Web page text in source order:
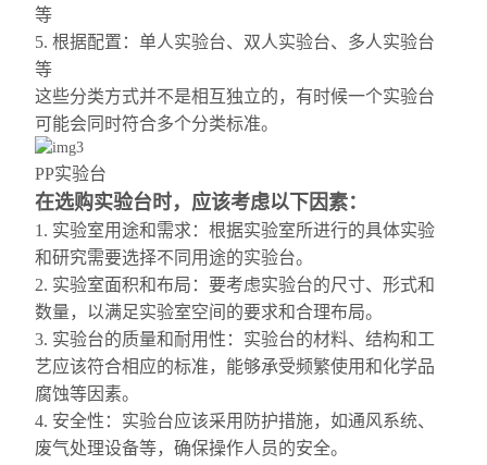
等
5. 根据配置：单人实验台、双人实验台、多人实验台
等
这些分类方式并不是相互独立的，有时候一个实验台
可能会同时符合多个分类标准。
PP实验台
在选购实验台时，应该考虑以下因素：
1. 实验室用途和需求：根据实验室所进行的具体实验
和研究需要选择不同用途的实验台。
2. 实验室面积和布局：要考虑实验台的尺寸、形式和
数量，以满足实验室空间的要求和合理布局。
3. 实验台的质量和耐用性：实验台的材料、结构和工
艺应该符合相应的标准，能够承受频繁使用和化学品
腐蚀等因素。
4. 安全性：实验台应该采用防护措施，如通风系统、
废气处理设备等，确保操作人员的安全。